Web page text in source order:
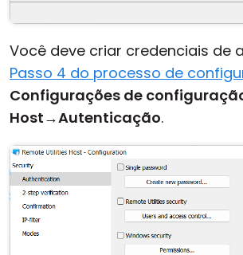
Você deve criar credenciais de
Passo 4 do processo de
Configurações de
Host→Autenticação.